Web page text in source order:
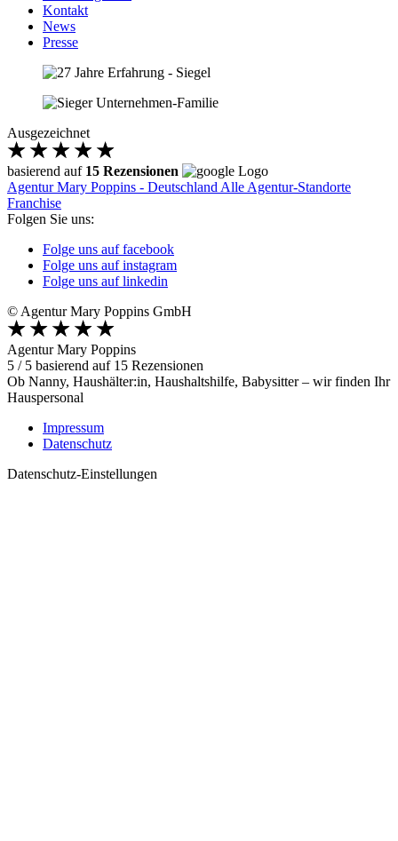
Kontakt
News
Presse
Ausgezeichnet
basierend auf 15 Rezensionen
Agentur Mary Poppins - Deutschland Alle Agentur-Standorte
Franchise
Folgen Sie uns:
Folge uns auf facebook
Folge uns auf instagram
Folge uns auf linkedin
© Agentur Mary Poppins GmbH
Agentur Mary Poppins
5 / 5 basierend auf 15 Rezensionen
Ob Nanny, Haushälter:in, Haushaltshilfe, Babysitter – wir finden Ihr
Hauspersonal
Impressum
Datenschutz
Datenschutz-Einstellungen